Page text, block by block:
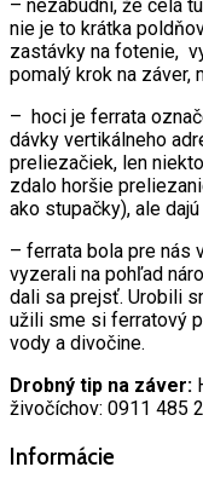
– nezabudni, že celá
nie je to krátka
zastávky na fotenie,
pomalý krok na záver,
– hoci je ferrata
dávky vertikálneho
preliezačiek, len
zdalo horšie
ako stupačky), ale
– ferrata bola pre nás
vyzerali na pohľad
dali sa prejsť. Urobili
užili sme si ferratový
vody a divočine.
Drobný tip na záver:
živočíchov: 0911 485
Informácie